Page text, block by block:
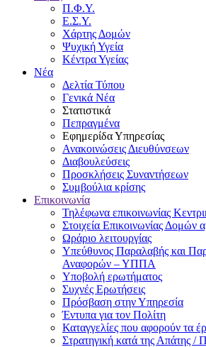
Π.Φ.Υ.
Ε.Σ.Υ.
Χάρτης Δομών
Ψυχική Υγεία
Κέντρα Υγείας
Νέα
Δελτία Τύπου
Γενικά Νέα
Στατιστικά
Πεπραγμένα
Εφημερίδα Υπηρεσίας
Ανακοινώσεις Διευθύνσεων
Διαβουλεύσεις
Προσκλήσεις Συναντήσεων
Συμβούλια κρίσης
Επικοινωνία
Τηλέφωνα επικοινωνίας
Στοιχεία Επικοινωνίας Δομών
Ωράριο λειτουργίας
Υπεύθυνος Παραλαβής και
Αναφορών – ΥΠΠΑ
Υποβολή ερωτήματος
Συχνές Ερωτήσεις
Πρόσβαση στην Υπηρεσία
Έντυπα για τον Πολίτη
Καταγγελίες που αφορούν τα
Στρατηγική κατά της Απάτης /